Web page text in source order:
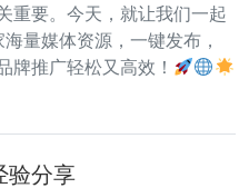
重要。今天，就让我们一起
量媒体资源，一键发布，
牌推广轻松又高效！
验分享